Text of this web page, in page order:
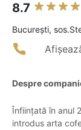
8.7
Bucureşti,
Despre
Înființată în anul
introdus arta